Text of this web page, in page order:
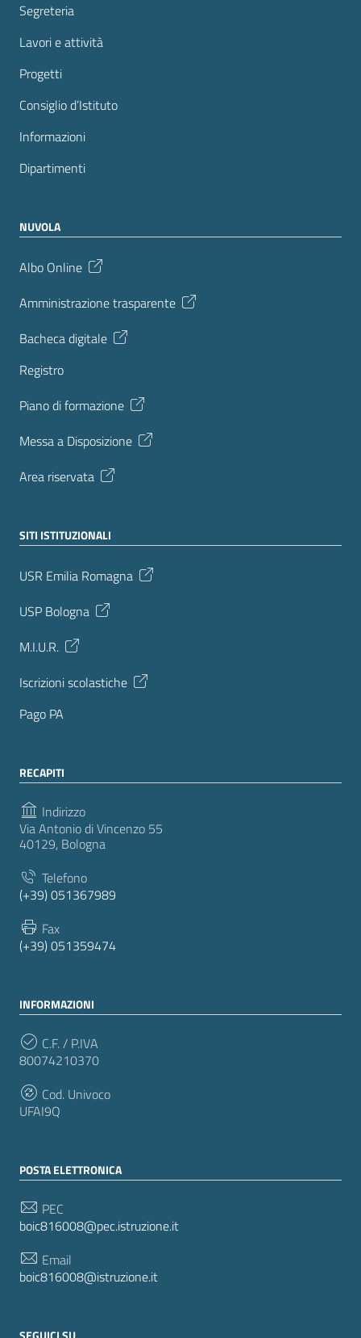
Segreteria
Lavori e attività
Progetti
Consiglio d’Istituto
Informazioni
Dipartimenti
NUVOLA
Albo Online
Amministrazione trasparente
Bacheca digitale
Registro
Piano di formazione
Messa a Disposizione
Area riservata
SITI ISTITUZIONALI
USR Emilia Romagna
USP Bologna
M.I.U.R.
Iscrizioni scolastiche
Pago PA
RECAPITI
Indirizzo
Via Antonio di Vincenzo 55
40129, Bologna
Telefono
(+39) 051367989
Fax
(+39) 051359474
INFORMAZIONI
C.F. / P.IVA
80074210370
Cod. Univoco
UFAI9Q
POSTA ELETTRONICA
PEC
boic816008@pec.istruzione.it
Email
boic816008@istruzione.it